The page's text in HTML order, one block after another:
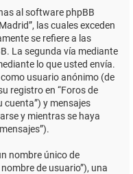
al software phpBB
las cuales exceden
se refiere a las
La segunda vía mediante
lo que usted envía.
usuario anónimo (de
registro en “Foros de
cuenta”) y mensajes
y mientras se haya
nombre único de
de usuario”), una